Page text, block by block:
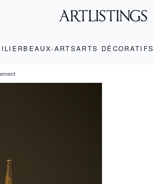
BEAUX-ARTSARTS DÉCORATIFS